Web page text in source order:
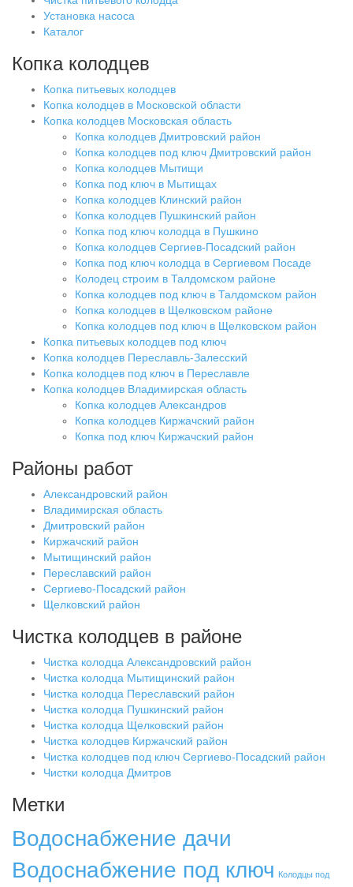
Установка насоса
Каталог
Копка колодцев
Копка питьевых колодцев
Копка колодцев в Московской области
Копка колодцев Московская область
Копка колодцев Дмитровский район
Копка колодцев под ключ Дмитровский район
Копка колодцев Мытищи
Копка под ключ в Мытищах
Копка колодцев Клинский район
Копка колодцев Пушкинский район
Копка под ключ колодца в Пушкино
Копка колодцев Сергиев-Посадский район
Копка под ключ колодца в Сергиевом Посаде
Колодец строим в Талдомском районе
Копка колодцев под ключ в Талдомском район
Копка колодцев в Щелковском районе
Копка колодцев под ключ в Щелковском район
Копка питьевых колодцев под ключ
Копка колодцев Переславль-Залесский
Копка колодцев под ключ в Переславле
Копка колодцев Владимирская область
Копка колодцев Александров
Копка колодцев Киржачский район
Копка под ключ Киржачский район
Районы работ
Александровский район
Владимирская область
Дмитровский район
Киржачский район
Мытищинский район
Переславский район
Сергиево-Посадский район
Щелковский район
Чистка колодцев в районе
Чистка колодца Александровский район
Чистка колодца Мытищинский район
Чистка колодца Переславский район
Чистка колодца Пушкинский район
Чистка колодца Щелковский район
Чистка колодцев Киржачский район
Чистка колодцев под ключ Сергиево-Посадский район
Чистки колодца Дмитров
Метки
Водоснабжение дачи
Водоснабжение под ключ Колодцы под